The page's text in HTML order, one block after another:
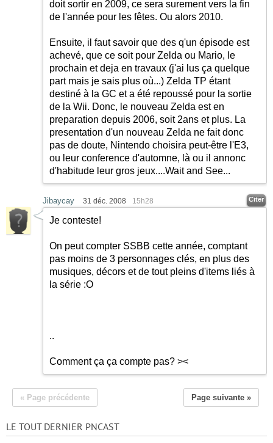
doit sortir en 2009, ce sera surement vers la fin
de l'année pour les fêtes. Ou alors 2010.
Ensuite, il faut savoir que des q'un épisode est
achevé, que ce soit pour Zelda ou Mario, le
prochain et deja en travaux (j'ai lus ça quelque
part mais je sais plus où...) Zelda TP étant
destiné à la GC et a été repoussé pour la sortie
de la Wii. Donc, le nouveau Zelda est en
preparation depuis 2006, soit 2ans et plus. La
presentation d'un nouveau Zelda ne fait donc
pas de doute, Nintendo choisira peut-être l'E3,
ou leur conference d'automne, là ou il annonc
d'habitude leur gros jeux....Wait and See...
Jibaycay 31 déc. 2008 15h28 Citer
Je conteste!
On peut compter SSBB cette année, comptant
pas moins de 3 personnages clés, en plus des
musiques, décors et de tout pleins d'items liés à
la série :O
..
Comment ça ça compte pas? ><
« Page précédente Page suivante »
LE TOUT DERNIER PNCAST